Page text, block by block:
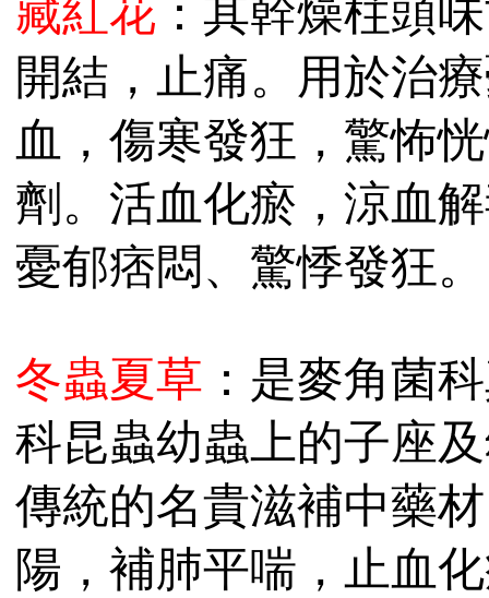
藏紅花 ：其幹燥柱頭
開結，止痛。用於治
血，傷寒發狂，驚怖
劑。活血化瘀，涼血
憂郁痞悶、驚悸發狂。
冬蟲夏草 ：是麥角菌
科昆蟲幼蟲上的子座
傳統的名貴滋補中藥
陽，補肺平喘，止血